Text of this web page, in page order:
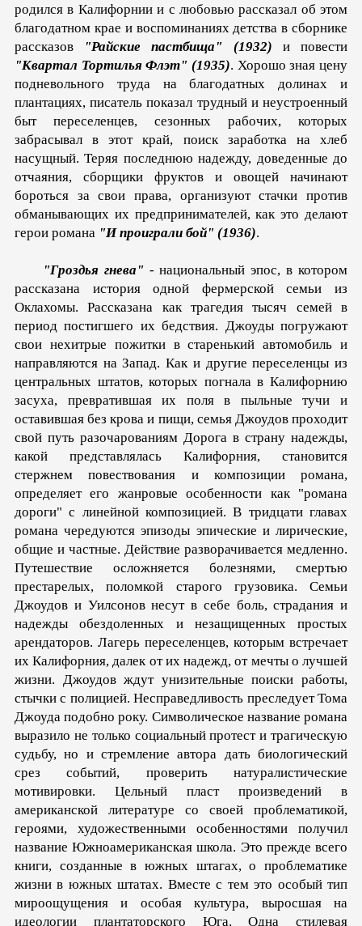
родился в Калифорнии и с любовью рас­сказал об этом
благодатном крае и воспоминаниях детства в сборнике
рассказов
"Райские пастбища" (1932)
и повести
"Квартал Тортилья Флэт" (1935). Хорошо зная цену
подне­вольного труда на благодатных долинах и
плантациях, писа­тель показал трудный и неустроенный
быт переселенцев, се­зонных рабочих, которых
забрасывал в этот край, поиск заработка на хлеб
насущный. Теряя последнюю надежду, до­веденные до
отчаяния, сборщики фруктов и овощей начинают
бороться за свои права, организуют стачки против
обманы­вающих их предпринимателей, как это делают
герои романа "И проиграли бой" (1936).
"Гроздья гнева"- национальный эпос, в котором
рассказана история одной фермерской семьи из
Оклахомы. Рассказана как трагедия тысяч семей в
период постигшего их бедствия. Джоуды погружают
свои нехитрые пожитки в старенький автомобиль и
направляются на Запад. Как и другие переселенцы из
централь­ных штатов, которых погнала в Калифорнию
засуха, превратив­шая их поля в пыльные тучи и
оставившая без крова и пищи, семья Джоудов проходит
свой путь разочарованиям Дорога в страну надежды,
какой представлялась Калифорния, становится
стержнем повествования и композиции романа,
определяет его жанровые особенности как "романа
дороги" с линейной компо­зицией. В тридцати главах
романа чередуются эпизоды эпи­ческие и лирические,
общие и частные. Действие разворачивается медленно.
Путешествие ослож­няется болезнями, смертью
престарелых, поломкой старого грузовика. Семьи
Джоудов и Уилсонов несут в себе боль, страда­ния и
надежды обездоленных и незащищенных простых
арен­даторов. Лагерь переселенцев, которым встречает
их Кали­форния, далек от их надежд, от мечты о лучшей
жизни. Джоудов ждут унизительные поиски работы,
стычки с поли­цией. Несправедливость преследует Тома
Джоуда подобно ро­ку. Символическое название романа
выразило не только со­циальный протест и трагическую
судьбу, но и стремление автора дать биологический
срез событий, проверить натурали­стические
мотивировки. Цельный пласт произведений в
американской литературе со своей проблематикой,
героями, художественными особен­ностями получил
название Южноамериканская школа. Это прежде всего
книги, созданные в южных штагах, о проблема­тике
жизни в южных штатах. Вместе с тем это особый тип
мироощущения и особая культура, выросшая на
идеологии плантаторского Юга. Одна стилевая